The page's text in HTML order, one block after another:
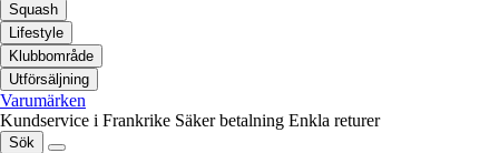
Squash
Lifestyle
Klubbområde
Utförsäljning
Varumärken
Kundservice i Frankrike Säker betalning Enkla returer
Sök